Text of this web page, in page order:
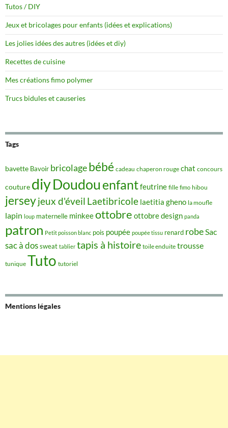
Tutos / DIY
Jeux et bricolages pour enfants (idées et explications)
Les jolies idées des autres (idées et diy)
Recettes de cuisine
Mes créations fimo polymer
Trucs bidules et causeries
Tags
bavette Bavoir bricolagebébé cadeau chaperon rouge chat concours
couture diyDoudou enfantfeutrine fille fimo hibou
jerseyjeux d'éveil Laetibricole laetitia gheno la moufle
lapin loup maternelle minkeeottobre ottobre design panda
patron Petit poisson blanc pois poupée poupée tissu renard robeSac
sac à dossweat tablier tapis à histoire toile enduite trousse
tunique Tuto tutoriel
Mentions légales